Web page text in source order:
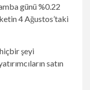
günü %0.22
4 Ağustos’taki
şeyi
satın